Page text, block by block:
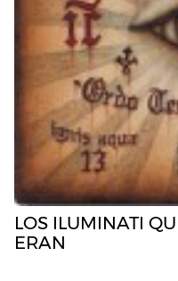
LOS ILUMINATI
ERAN